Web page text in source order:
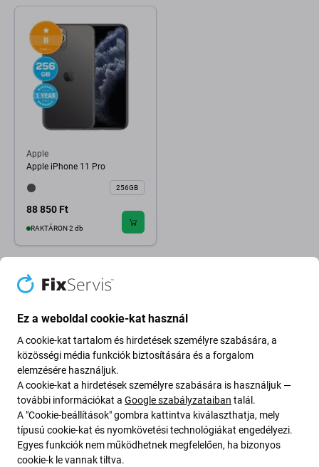
Apple
Apple iPhone 11 Pro
256GB
88 850 Ft
RAKTÁRON 2 db
Going Green
Ez a weboldal cookie-kat használ
A cookie-kat tartalom és hirdetések személyre szabására, a
közösségi média funkciók biztosítására és a forgalom
elemzésére használjuk.
A cookie-kat a hirdetések személyre szabására is használjuk —
további információkat a Google szabályzataiban talál.
A "Cookie-beállítások" gombra kattintva kiválaszthatja, mely
típusú cookie-kat és nyomkövetési technológiákat engedélyezi.
Egyes funkciók nem működhetnek megfelelően, ha bizonyos
cookie-k le vannak tiltva.